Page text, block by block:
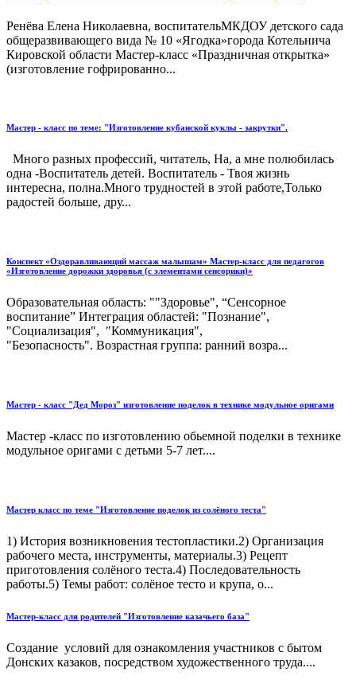
Ренёва Елена Николаевна, воспитательМКДОУ детского сада
общеразвивающего вида № 10 «Ягодка»города Котельнича
Кировской области Мастер-класс «Праздничная открытка»
(изготовление гофрированно...
Мастер - класс по теме: "Изготовление кубанской куклы - закрутки".
Много разных профессий, читатель, На, а мне полюбилась
одна -Воспитатель детей. Воспитатель - Твоя жизнь
интересна, полна.Много трудностей в этой работе,Только
радостей больше, дру...
Конспект «Оздоравливающий массаж малышам» Мастер-класс для педагогов
«Изготовление дорожки здоровья (с элементами сенсорики)»
Образовательная область: ""Здоровье", “Cенсорное
воспитание” Интеграция областей: "Познание",
"Социализация", "Коммуникация",
"Безопасность". Возрастная группа: ранний возра...
Мастер - класс "Дед Мороз" изготовление поделок в технике модульное оригами
Мастер -класс по изготовлению обьемной поделки в технике
модульное оригами с детьми 5-7 лет....
Мастер класс по теме "Изготовление поделок из солёного теста"
1) История возникновения тестопластики.2) Организация
рабочего места, инструменты, материалы.3) Рецепт
приготовления солёного теста.4) Последовательность
работы.5) Темы работ: солёное тесто и крупа, о...
Мастер-класс для родителей "Изготовление казачьего база"
Создание условий для ознакомления участников с бытом
Донских казаков, посредством художественного труда....